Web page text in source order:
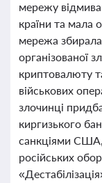
мережу
країни та мала
мережа збирала
організованої
криптовалюту
військових
злочинці
киргизького
санкціями США,
російських